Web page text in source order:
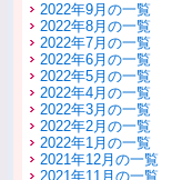
2022年9月の一覧
2022年8月の一覧
2022年7月の一覧
2022年6月の一覧
2022年5月の一覧
2022年4月の一覧
2022年3月の一覧
2022年2月の一覧
2022年1月の一覧
2021年12月の一覧
2021年11月の一覧